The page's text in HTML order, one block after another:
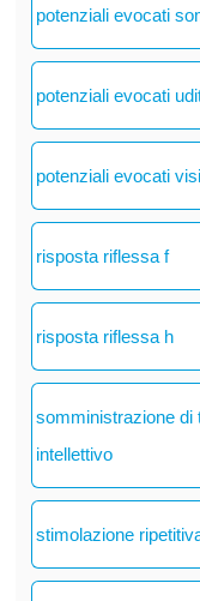
potenziali evocati
potenziali evocati
potenziali evocati
risposta riflessa f
risposta riflessa h
somministrazione di
intellettivo
stimolazione